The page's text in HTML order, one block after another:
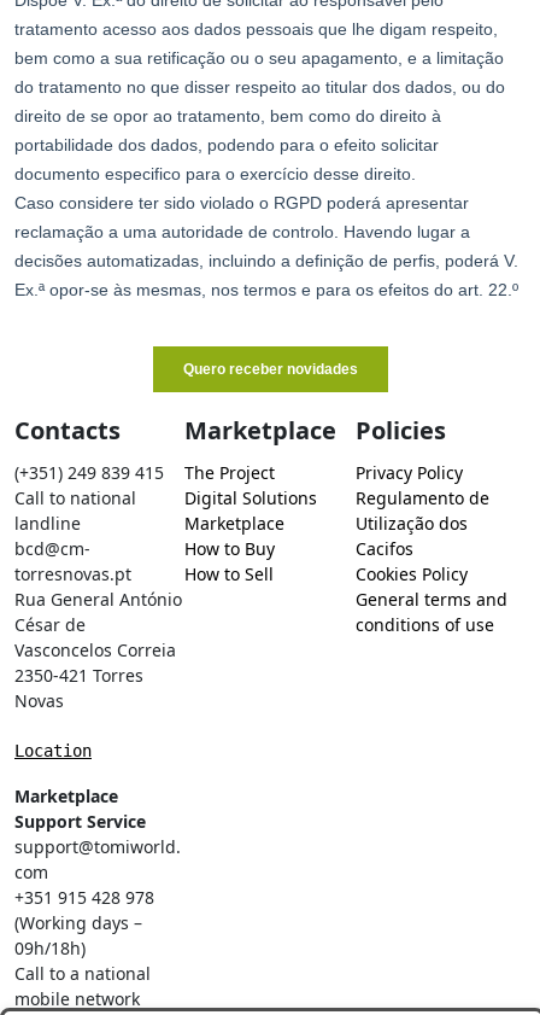
Contacts
(+351) 249 839 415
Call to national
landline
bcd@cm-
torresnovas.pt
Rua General António
César de
Vasconcelos Correia
2350-421 Torres
Novas
Location
Marketplace
Support Service
support@tomiworld.
com
+351 915 428 978
(Working days –
09h/18h)
Call to a national
mobile network
Marketplace
The Project
Digital Solutions
Marketplace
How to Buy
How to Sell
Policies
Privacy Policy
Regulamento de
Utilização dos
Cacifos
Cookies Policy
General terms and
conditions of use